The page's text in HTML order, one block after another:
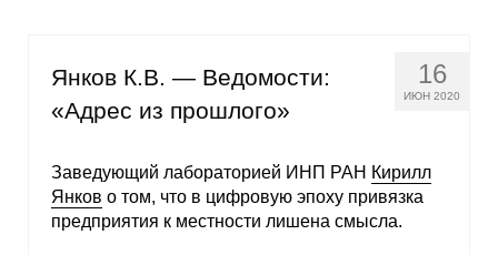
Российско-французский семинар
16
ИЮН 2020
Янков К.В. — Ведомости:
«Адрес из прошлого»
Заведующий лабораторией ИНП РАН Кирилл
Янков о том, что в цифровую эпоху привязка
предприятия к местности лишена смысла.